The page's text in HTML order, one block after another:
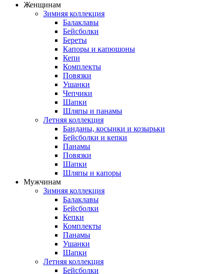
Женщинам
Зимняя коллекция
Балаклавы
Бейсболки
Береты
Капоры и капюшоны
Кепи
Комплекты
Повязки
Ушанки
Чепчики
Шапки
Шляпы и панамы
Летняя коллекция
Банданы, косынки и козырьки
Бейсболки и кепки
Панамы
Повязки
Шапки
Шляпы и капоры
Мужчинам
Зимняя коллекция
Балаклавы
Бейсболки
Кепки
Комплекты
Панамы
Ушанки
Шапки
Летняя коллекция
Бейсболки